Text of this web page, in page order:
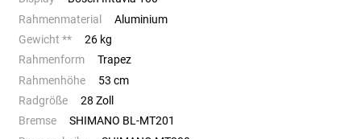
Rahmenmaterial
Aluminium
Gewicht **
26 kg
Rahmenform
Trapez
Rahmenhöhe
53 cm
Radgröße
28 Zoll
Bremse
SHIMANO BL-MT201